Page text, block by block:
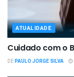
ATUALIDADE
Cuidado com o
DEPAULO JORGE SILVA